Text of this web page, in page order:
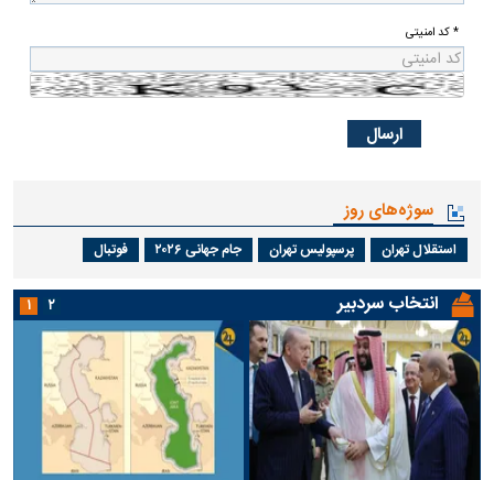
* کد امنیتی
سوژه‌های روز
استقلال تهران پرسپولیس تهران جام جهانی ۲۰۲۶ فوتبال
انتخاب سردبیر ۱ ۲